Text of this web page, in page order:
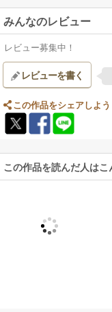
みんなのレビュー
レビュー募集中！
レビューを書く
この作品をシェアしよう
この作品を読んだ人は